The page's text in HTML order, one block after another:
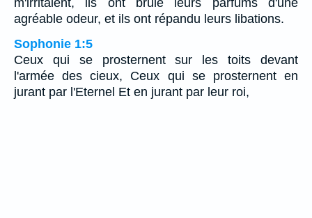
agréable odeur, et ils ont répandu leurs libations.
Sophonie 1:5
Ceux qui se prosternent sur les toits devant
l'armée des cieux, Ceux qui se prosternent en
jurant par l'Eternel Et en jurant par leur roi,